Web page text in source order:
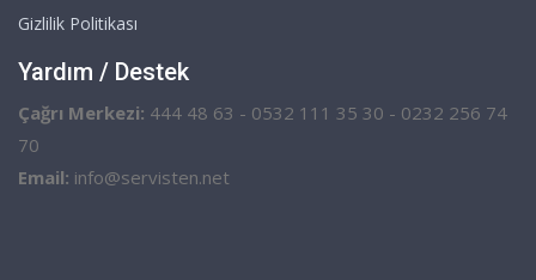
Gizlilik Politikası
Yardım / Destek
Çağrı Merkezi: 444 48 63 - 0532 111 35 30 - 0232 256 74
70
Email: info@servisten.net